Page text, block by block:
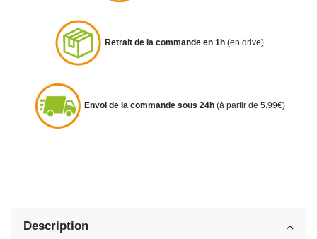
Retrait de la commande en 1h (en drive)
Envoi de la commande sous 24h (à partir de 5.99€)
Description